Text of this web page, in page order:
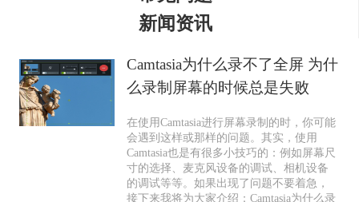
新闻资讯
Camtasia为什么录不了全屏 为什
么录制屏幕的时候总是失败
在使用Camtasia进行屏幕录制的时，你可能
会遇到这样或那样的问题。其实，使用
Camtasia也是有很多小技巧的：例如屏幕尺
寸的选择、麦克风设备的调试、相机设备
的调试等等。如果出现了问题不要着急，
接下来我将为大家介绍：Camtasia为什么录